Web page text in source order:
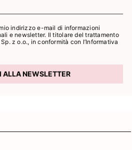
indirizzo e-mail di informazioni
e newsletter. Il titolare del trattamento
z o.o., in conformità con l’Informativa
ALLA NEWSLETTER